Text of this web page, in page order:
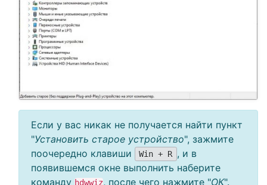
Если у вас никак не получается найти пункт
"Установить старое устройство", зажмите
поочередно клавиши
Win + R , и в
появившемся окне выполнить наберите
команду hdwwiz, после чего нажмите "ОК".